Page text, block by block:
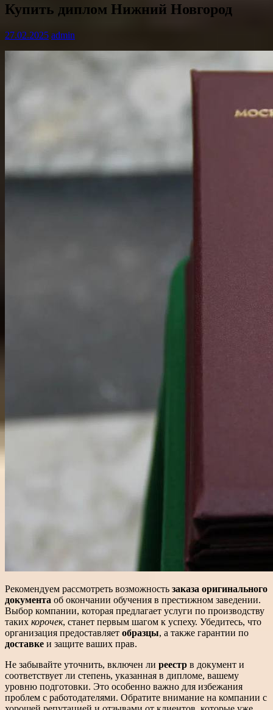
Купить диплом Нижний Новгород
27.02.2025 admin
Рекомендуем рассмотреть возможность заказа оригинального
документа об окончании обучения в престижном заведении.
Выбор компании, которая предлагает услуги по производству
таких корочек, станет первым шагом к успеху. Убедитесь, что
организация предоставляет образцы, а также гарантии по
доставке и защите ваших прав.
Не забывайте уточнить, включен ли реестр в документ и
соответствует ли степень, указанная в дипломе, вашему
уровню подготовки. Это особенно важно для избежания
проблем с работодателями. Обратите внимание на компании с